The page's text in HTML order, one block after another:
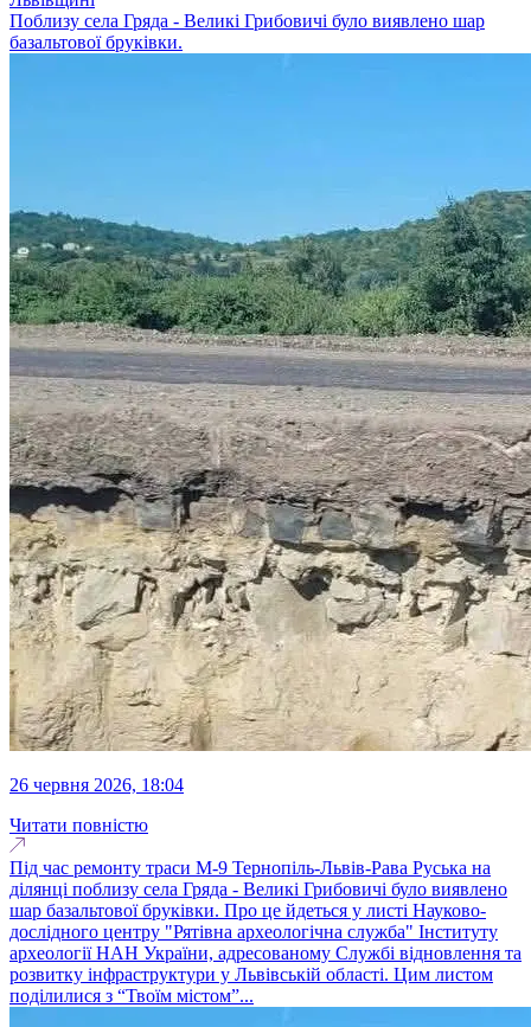
Поблизу села Гряда - Великі Грибовичі було виявлено шар
базальтової бруківки.
26 червня 2026, 18:04
Читати повністю
Під час ремонту траси М-9 Тернопіль-Львів-Рава Руська на
ділянці поблизу села Гряда - Великі Грибовичі було виявлено
шар базальтової бруківки. Про це йдеться у листі Науково-
дослідного центру "Рятівна археологічна служба" Інституту
археології НАН України, адресованому Службі відновлення та
розвитку інфраструктури у Львівській області. Цим листом
поділилися з “Твоїм містом”...